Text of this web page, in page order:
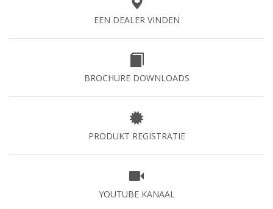
EEN DEALER VINDEN
BROCHURE DOWNLOADS
PRODUKT REGISTRATIE
YOUTUBE KANAAL